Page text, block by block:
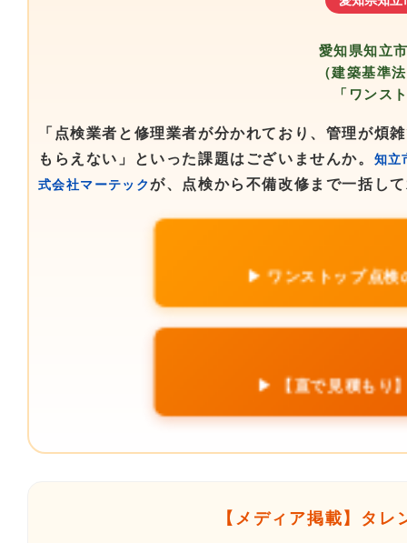
愛知県知立
（建築基準
「ワンス
「点検業者と修理業者が分かれており、管理が煩
もらえない」といった課題はございませんか。 知立
式会社マーテックが、点検から不備改修まで一括し
▶ ワンストップ点検
▶ 【直で見積もり
【メディア掲載】タ